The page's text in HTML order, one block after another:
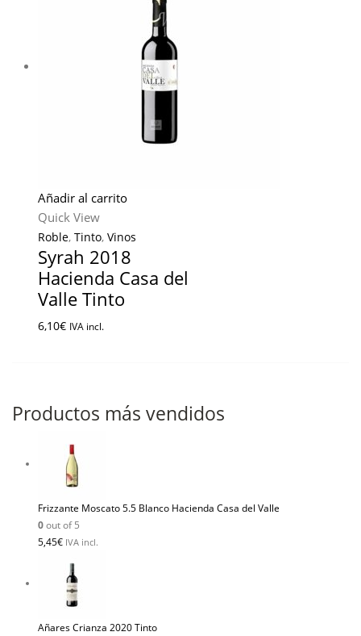
Añadir al carrito
Quick View
Roble, Tinto, Vinos
Syrah 2018
Hacienda Casa del
Valle Tinto
6,10€ IVA incl.
Productos más vendidos
Frizzante Moscato 5.5 Blanco Hacienda Casa del Valle
0out of 5
5,45€ IVA incl.
Añares Crianza 2020 Tinto